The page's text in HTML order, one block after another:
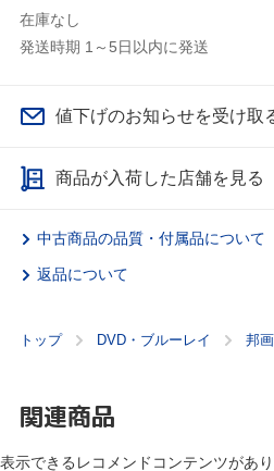
在庫なし
発送時期 1～5日以内に発送
値下げのお知らせを受け取
商品が入荷した店舗を見る
中古商品の品質・付属品について
返品について
トップ DVD・ブルーレイ 邦画
関連商品
表示できるレコメンドコンテンツがあ